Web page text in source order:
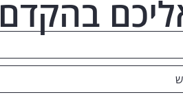
בהקדם